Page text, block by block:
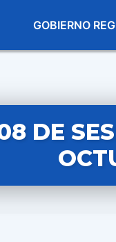
GOBIERNO
DE